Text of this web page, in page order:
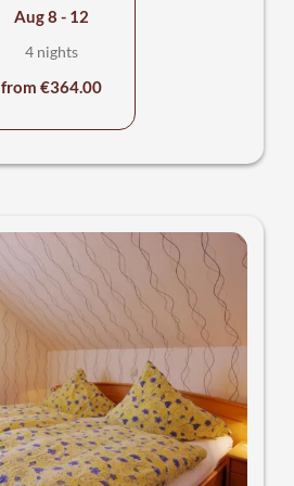
Aug 8 - 12
4 nights
from €364.00